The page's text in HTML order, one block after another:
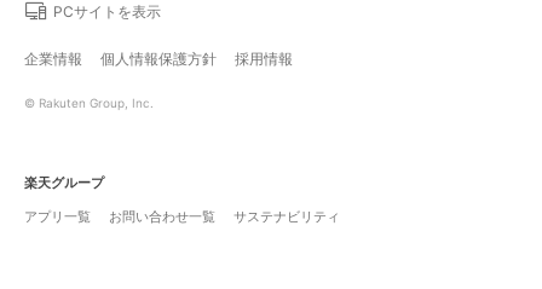
PCサイトを表示
企業情報 個人情報保護方針 採用情報
© Rakuten Group, Inc.
楽天グループ
アプリ一覧
お問い合わせ一覧 サステナビリティ